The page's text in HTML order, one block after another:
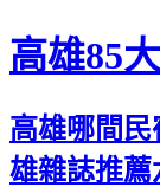
高雄85
高雄哪間
雄雜誌推